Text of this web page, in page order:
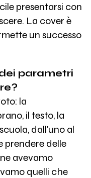
presentarsi con
La cover è
un successo
parametri
la
il testo, la
dall'uno al
prendere delle
avevamo
quelli che